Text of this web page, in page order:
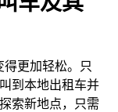
更加轻松。只
到本地出租车并
索新地点，只需